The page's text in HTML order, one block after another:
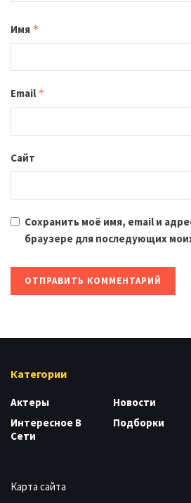
Имя *
Email *
Сайт
Сохранить моё имя, email и
браузере для последующих
Категории
Актеры
Интересное В
Сети
Новости
Подборки
Карта сайта